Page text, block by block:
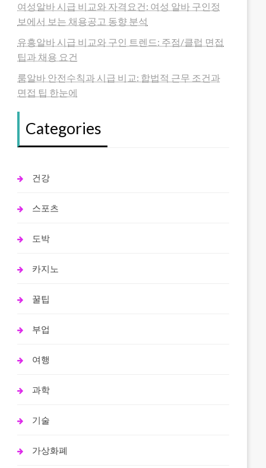
여성알바 시급 비교와 자격요건: 여성 알바 구인정
보에서 보는 채용공고 동향 분석
유흥알바 시급 비교와 구인 트렌드: 주점/클럽 면접
팁과 채용 요건
룸알바 안전수칙과 시급 비교: 합법적 근무 조건과
면접 팁 한눈에
Categories
건강
스포츠
도박
카지노
꿀팁
부업
여행
과학
기술
가상화폐